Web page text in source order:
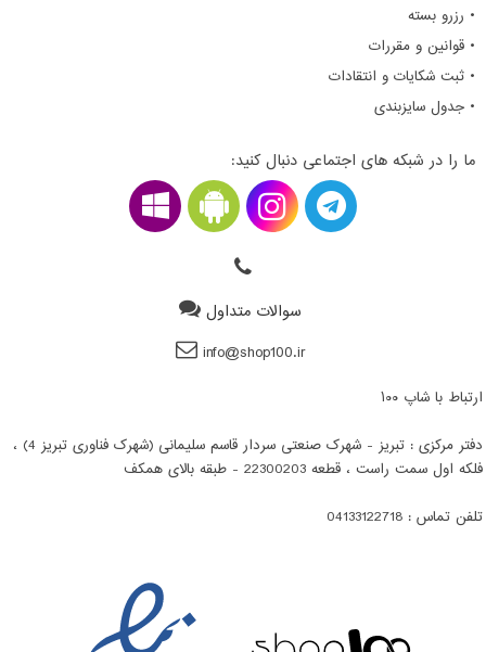
• رزرو بسته
• قوانین و مقررات
• ثبت شکایات و انتقادات
• جدول سایزبندی
ما را در شبکه های اجتماعی دنبال کنید:
سوالات متداول
info@shop100.ir
ارتباط با شاپ ۱۰۰
دفتر مرکزی : تبریز - شهرک صنعتی سردار قاسم سلیمانی (شهرک فناوری تبریز 4) ،
فلکه اول سمت راست ، قطعه 22300203 - طبقه بالای همکف
تلفن تماس : 04133122718